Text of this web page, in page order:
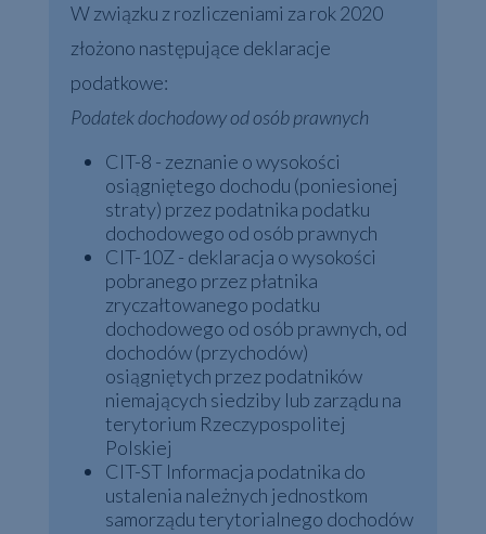
W związku z rozliczeniami za rok 2020
złożono następujące deklaracje
podatkowe:
Podatek dochodowy od osób prawnych
CIT-8 - zeznanie o wysokości
osiągniętego dochodu (poniesionej
straty) przez podatnika podatku
dochodowego od osób prawnych
CIT-10Z - deklaracja o wysokości
pobranego przez płatnika
zryczałtowanego podatku
dochodowego od osób prawnych, od
dochodów (przychodów)
osiągniętych przez podatników
niemających siedziby lub zarządu na
terytorium Rzeczypospolitej
Polskiej
CIT-ST Informacja podatnika do
ustalenia należnych jednostkom
samorządu terytorialnego dochodów